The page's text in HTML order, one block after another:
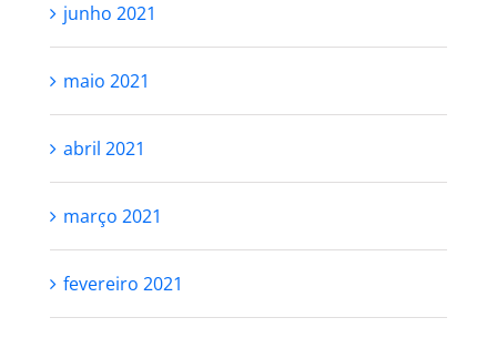
junho 2021
maio 2021
abril 2021
março 2021
fevereiro 2021